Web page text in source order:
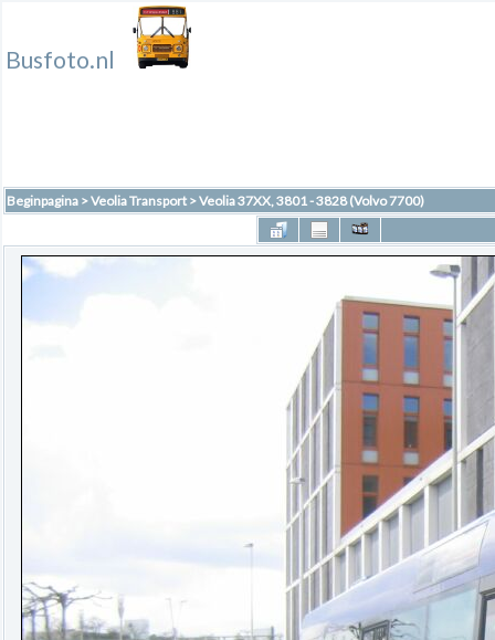
Busfoto.nl
Beginpagina >Veolia Transport >Veolia 37XX, 3801 - 3828 (Volvo 7700)